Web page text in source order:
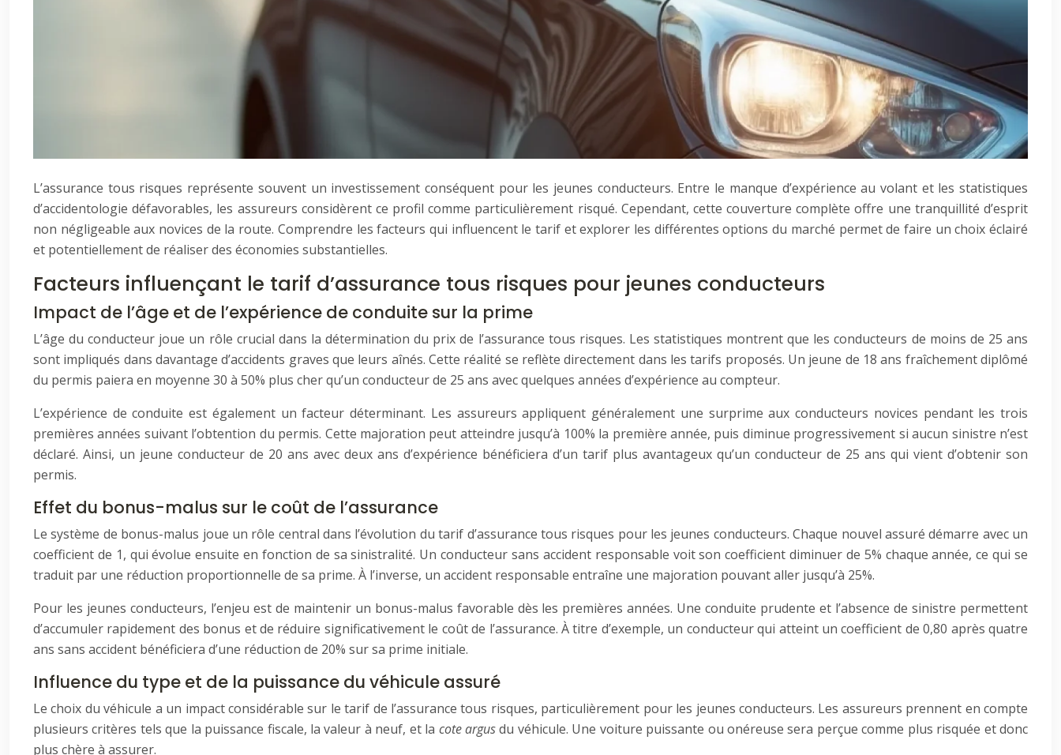
L’assurance tous risques représente souvent un investissement conséquent pour les jeunes conducteurs. Entre le manque d’expérience au volant et les statistiques
d’accidentologie défavorables, les assureurs considèrent ce profil comme particulièrement risqué. Cependant, cette couverture complète offre une tranquillité d’esprit
non négligeable aux novices de la route. Comprendre les facteurs qui influencent le tarif et explorer les différentes options du marché permet de faire un choix éclairé
et potentiellement de réaliser des économies substantielles.
Facteurs influençant le tarif d’assurance tous risques pour jeunes conducteurs
Impact de l’âge et de l’expérience de conduite sur la prime
L’âge du conducteur joue un rôle crucial dans la détermination du prix de l’assurance tous risques. Les statistiques montrent que les conducteurs de moins de 25 ans
sont impliqués dans davantage d’accidents graves que leurs aînés. Cette réalité se reflète directement dans les tarifs proposés. Un jeune de 18 ans fraîchement diplômé
du permis paiera en moyenne 30 à 50% plus cher qu’un conducteur de 25 ans avec quelques années d’expérience au compteur.
L’expérience de conduite est également un facteur déterminant. Les assureurs appliquent généralement une surprime aux conducteurs novices pendant les trois
premières années suivant l’obtention du permis. Cette majoration peut atteindre jusqu’à 100% la première année, puis diminue progressivement si aucun sinistre n’est
déclaré. Ainsi, un jeune conducteur de 20 ans avec deux ans d’expérience bénéficiera d’un tarif plus avantageux qu’un conducteur de 25 ans qui vient d’obtenir son
permis.
Effet du bonus-malus sur le coût de l’assurance
Le système de bonus-malus joue un rôle central dans l’évolution du tarif d’assurance tous risques pour les jeunes conducteurs. Chaque nouvel assuré démarre avec un
coefficient de 1, qui évolue ensuite en fonction de sa sinistralité. Un conducteur sans accident responsable voit son coefficient diminuer de 5% chaque année, ce qui se
traduit par une réduction proportionnelle de sa prime. À l’inverse, un accident responsable entraîne une majoration pouvant aller jusqu’à 25%.
Pour les jeunes conducteurs, l’enjeu est de maintenir un bonus-malus favorable dès les premières années. Une conduite prudente et l’absence de sinistre permettent
d’accumuler rapidement des bonus et de réduire significativement le coût de l’assurance. À titre d’exemple, un conducteur qui atteint un coefficient de 0,80 après quatre
ans sans accident bénéficiera d’une réduction de 20% sur sa prime initiale.
Influence du type et de la puissance du véhicule assuré
Le choix du véhicule a un impact considérable sur le tarif de l’assurance tous risques, particulièrement pour les jeunes conducteurs. Les assureurs prennent en compte
plusieurs critères tels que la puissance fiscale, la valeur à neuf, et la cote argusdu véhicule. Une voiture puissante ou onéreuse sera perçue comme plus risquée et donc
plus chère à assurer.